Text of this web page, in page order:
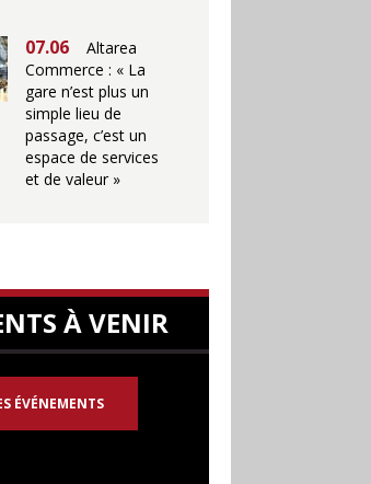
07.06
Altarea
Commerce : « La
gare n’est plus un
simple lieu de
passage, c’est un
espace de services
et de valeur »
À VENIR
ÉVÉNEMENTS